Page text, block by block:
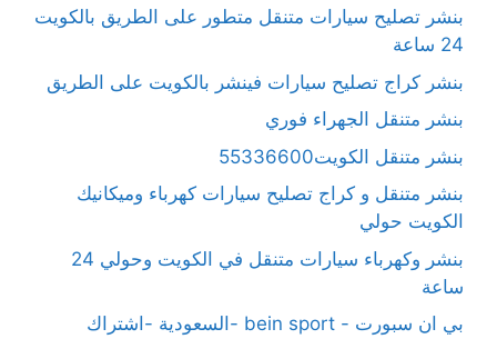
بنشر تصليح سيارات متنقل متطور على الطريق بالكويت
24 ساعة
بنشر كراج تصليح سيارات فينشر بالكويت على الطريق
بنشر متنقل الجهراء فوري
بنشر متنقل الكويت55336600
بنشر متنقل و كراج تصليح سيارات كهرباء وميكانيك
الكويت حولي
بنشر وكهرباء سيارات متنقل في الكويت وحولي 24
ساعة
بي ان سبورت - bein sport -السعودية -اشتراك